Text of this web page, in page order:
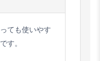
ても使いやす
す。